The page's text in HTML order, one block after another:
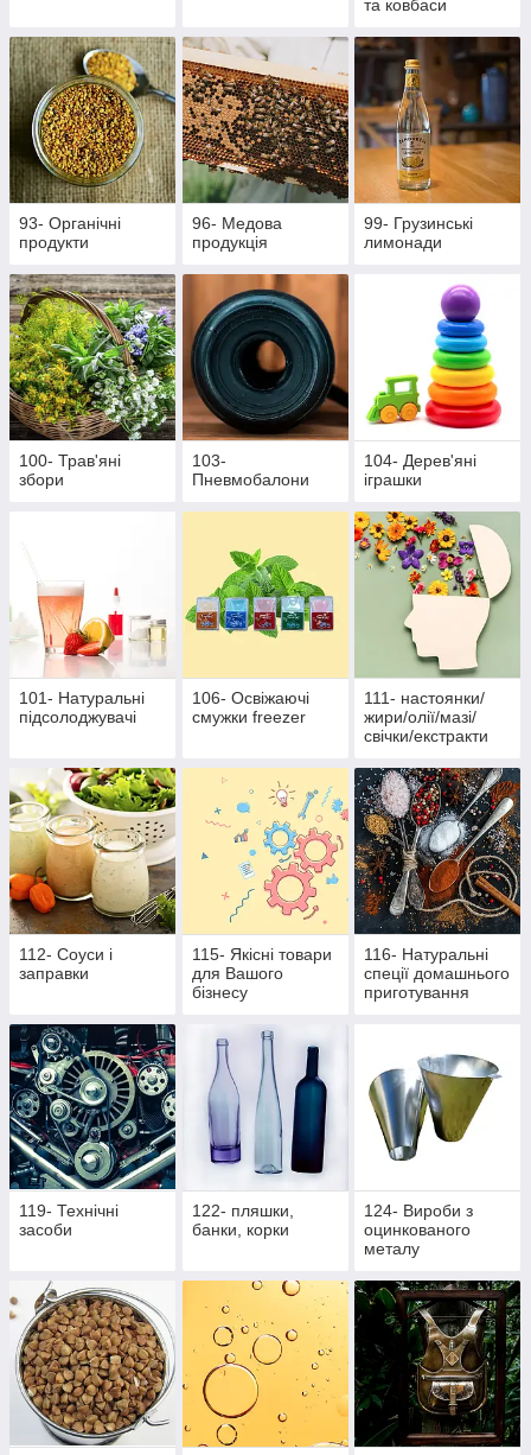
та ковбаси
93- Органічні
продукти
96- Медова
продукція
99- Грузинські
лимонади
100- Трав'яні
збори
103-
Пневмобалони
104- Дерев'яні
іграшки
101- Натуральні
підсолоджувачі
106- Освіжаючі
смужки freezer
111- настоянки/
жири/олії/мазі/
свічки/екстракти
112- Соуси і
заправки
115- Якісні товари
для Вашого
бізнесу
116- Натуральні
спеції домашнього
приготування
119- Технічні
засоби
122- пляшки,
банки, корки
124- Вироби з
оцинкованого
металу